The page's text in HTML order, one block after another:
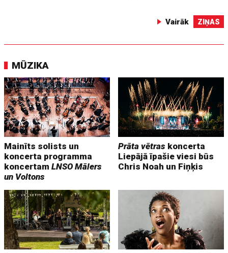
Vairāk ZIŅAS
MŪZIKA
Mainīts solists un
koncerta programma
koncertamLNSO Mālers
un Voltons
Prāta vētras koncerta
Liepājā īpašie viesi būs
Chris Noah un Fiņķis